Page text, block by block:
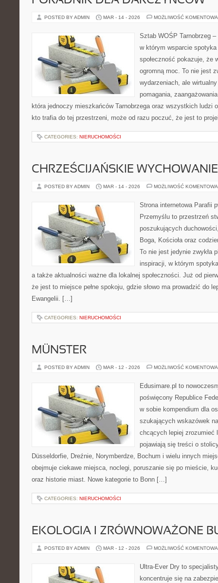
POSTED BY ADMIN MAR - 14 - 2026 MOŻLIWOŚĆ
Sztab WOŚP Tarnobrzeg
w którym wsparcie
społeczność pokazuje, że
ogromną moc. To nie jest
wydarzeniach, ale
pomagania,
która jednoczy mieszkańców Tarnobrzega oraz wszystkich ludzi
kto trafia do tej przestrzeni, może od razu poczuć, że jest to
CATEGORIES: NIERUCHOMOŚCI
CHRZEŚCIJAŃSKIE
POSTED BY ADMIN MAR - 14 - 2026 MOŻLIWOŚĆ
Strona internetowa Parafii
Przemyślu to przestrzeń
poszukujących
Boga, Kościoła oraz
To nie jest jedynie zwykła
inspiracji, w którym
a także aktualności ważne dla lokalnej społeczności. Już od
że jest to miejsce pełne spokoju, gdzie słowo ma prowadzić do
Ewangelii. […]
CATEGORIES: NIERUCHOMOŚCI
MÜNSTER
POSTED BY ADMIN MAR - 12 - 2026 MOŻLIWOŚĆ
Edusimare.pl to
poświęcony Republice
w sobie kompendium dla
szukających wskazówek
chcących lepiej zrozumieć
pojawiają się treści o
Düsseldorfie, Dreźnie, Norymberdze, Bochum i wielu innych
obejmuje ciekawe miejsca, noclegi, poruszanie się po mieście,
oraz historie miast. Nowe kategorie to Bonn […]
CATEGORIES: NIERUCHOMOŚCI
EKOLOGIA I ZRÓWNOWAŻONE
POSTED BY ADMIN MAR - 12 - 2026 MOŻLIWOŚĆ
Ultra-Ever Dry to
koncentruje się na